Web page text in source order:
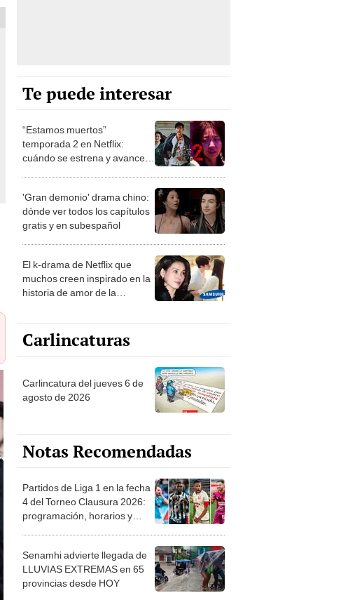
Te puede interesar
“Estamos muertos”
temporada 2 en Netflix:
cuándo se estrena y avances
'Gran demonio' drama chino:
dónde ver todos los capítulos
gratis y en subespañol
El k-drama de Netflix que
muchos creen inspirado en la
historia de amor de la
Carlincaturas
Carlincatura del jueves 6 de
agosto de 2026
Notas Recomendadas
Partidos de Liga 1 en la fecha
4 del Torneo Clausura 2026:
programación, horarios y
Senamhi advierte llegada de
LLUVIAS EXTREMAS en 65
provincias desde HOY